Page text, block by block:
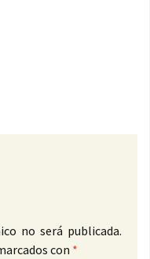
no será publicada.
con *